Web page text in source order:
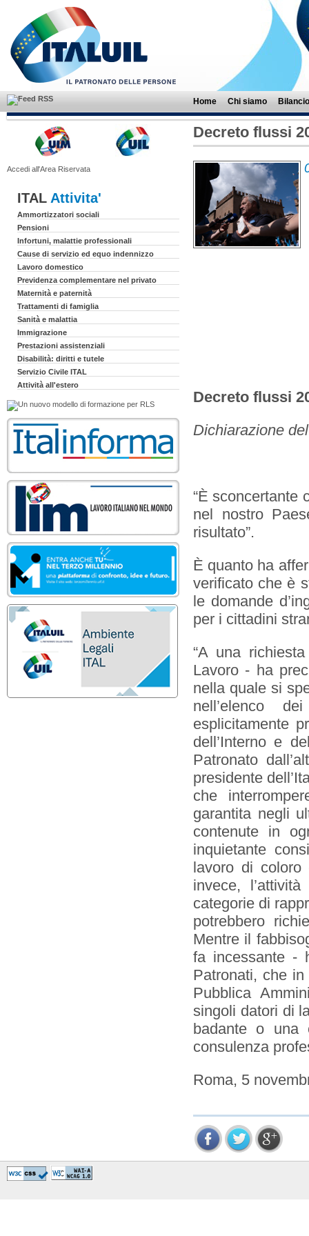
Home Chi siamo
Accedi all'Area Riservata
ITAL Attivita'
Ammortizzatori sociali
Pensioni
Infortuni, malattie professionali
Cause di servizio ed equo indennizzo
Lavoro domestico
Previdenza complementare nel privato
Maternità e paternità
Trattamenti di famiglia
Sanità e malattia
Immigrazione
Prestazioni assistenziali
Disabilità: diritti e tutele
Servizio Civile ITAL
Attività all'estero
Decreto flussi
Decreto flussi
Dichiarazione
“È sconcertante
nel nostro
risultato”.
È quanto ha
verificato che è
le domande
per i cittadini
“A una
Lavoro - ha
nella quale si
nell’elenco
esplicitamente
dell’Interno e
Patronato
presidente
che
garantita negli
contenute in
inquietante
lavoro di coloro
invece,
categorie di
potrebbero
Mentre il
fa incessante -
Patronati, che
Pubblica
singoli datori di
badante o una
consulenza
Roma, 5